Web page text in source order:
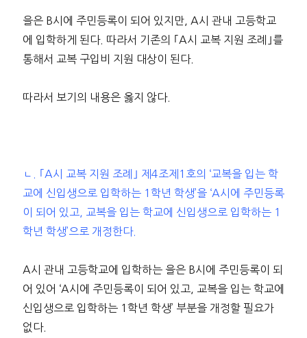
을은 B시에 주민등록이 되어 있지만, A시 관내 고등학교
에 입학하게 된다. 따라서 기존의 ｢A시 교복 지원 조례｣를
통해서 교복 구입비 지원 대상이 된다.
따라서 보기의 내용은 옳지 않다.
ㄴ. ｢A시 교복 지원 조례｣ 제4조제1호의 ‘교복을 입는 학
교에 신입생으로 입학하는 1학년 학생’을 ‘A시에 주민등록
이 되어 있고, 교복을 입는 학교에 신입생으로 입학하는 1
학년 학생’으로 개정한다.
A시 관내 고등학교에 입학하는 을은 B시에 주민등록이 되
어 있어 ‘A시에 주민등록이 되어 있고, 교복을 입는 학교에
신입생으로 입학하는 1학년 학생’ 부분을 개정할 필요가
없다.